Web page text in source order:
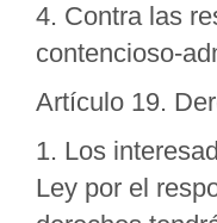
4. Contra las
contencioso-
Artículo 19.
1. Los
Ley por el